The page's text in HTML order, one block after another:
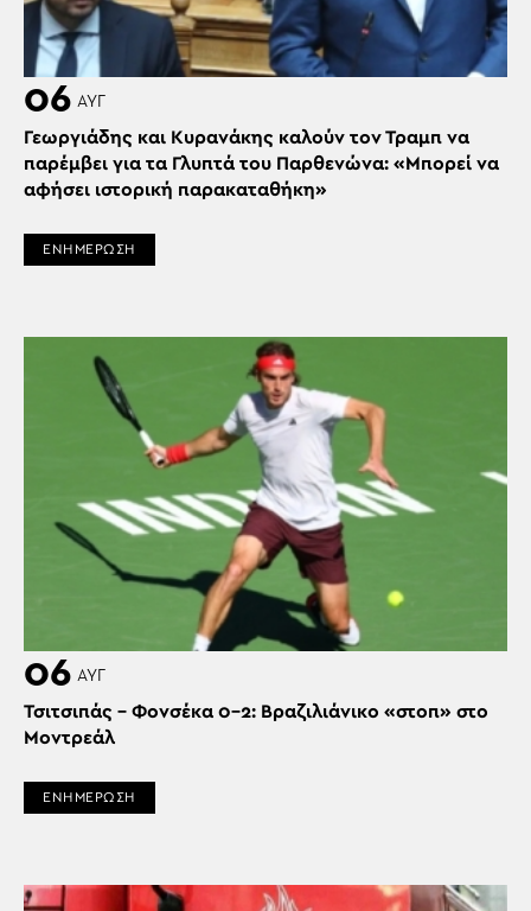
06 ΑΥΓ
Γεωργιάδης και Κυρανάκης καλούν τον Τραμπ να
παρέμβει για τα Γλυπτά του Παρθενώνα: «Μπορεί να
αφήσει ιστορική παρακαταθήκη»
ΕΝΗΜΕΡΩΣΗ
06 ΑΥΓ
Τσιτσιπάς – Φονσέκα 0-2: Βραζιλιάνικο «στοπ» στο
Μοντρεάλ
ΕΝΗΜΕΡΩΣΗ